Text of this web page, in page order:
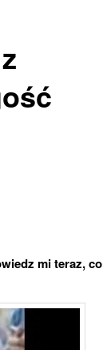
mi teraz, co